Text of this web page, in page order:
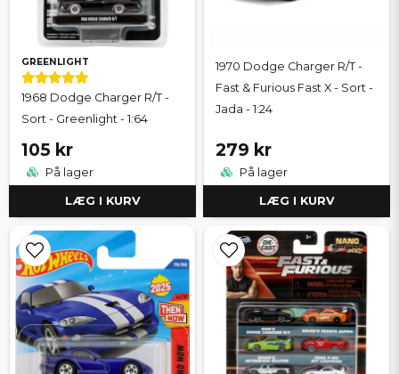
GREENLIGHT
1968 Dodge Charger R/T -
Sort - Greenlight - 1:64
105 kr
På lager
LÆG I KURV
1970 Dodge Charger R/T -
Fast & Furious Fast X - Sort -
Jada - 1:24
279 kr
På lager
LÆG I KURV